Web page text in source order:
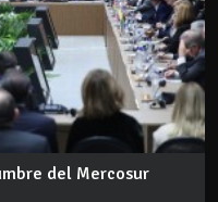
del Mercosur